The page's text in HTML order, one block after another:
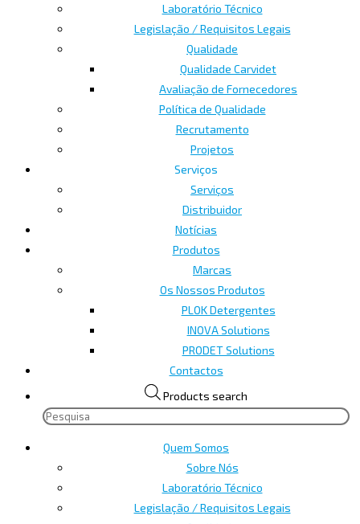
Laboratório Técnico
Legislação / Requisitos Legais
Qualidade
Qualidade Carvidet
Avaliação de Fornecedores
Política de Qualidade
Recrutamento
Projetos
Serviços
Serviços
Distribuidor
Notícias
Produtos
Marcas
Os Nossos Produtos
PLOK Detergentes
INOVA Solutions
PRODET Solutions
Contactos
Products search
Quem Somos
Sobre Nós
Laboratório Técnico
Legislação / Requisitos Legais